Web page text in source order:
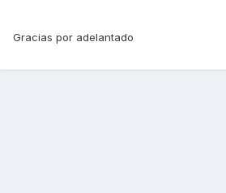
Gracias por adelantado